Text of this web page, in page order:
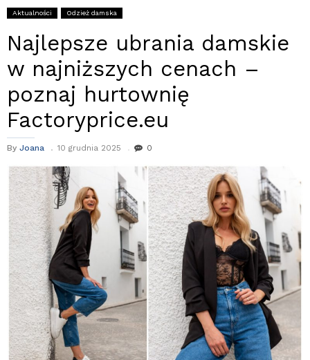
Aktualności Odzież damska
Najlepsze ubrania damskie
w najniższych cenach –
poznaj hurtownię
Factoryprice.eu
By Joana 10 grudnia 2025 0